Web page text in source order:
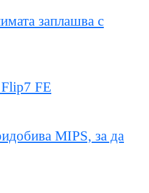
заплашва с
FE
MIPS, за да